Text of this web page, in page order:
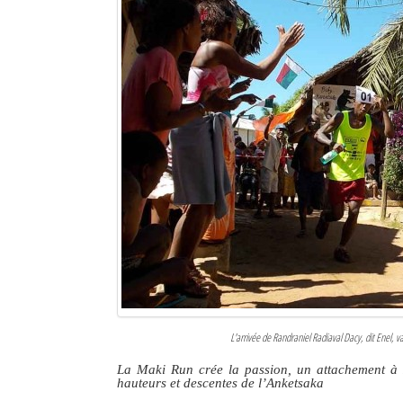
L'arrivée de Randraniel Radiaval Dacy, dit Enel,
La Maki Run crée la passion, un attachement
hauteurs et descentes de l’Anketsaka